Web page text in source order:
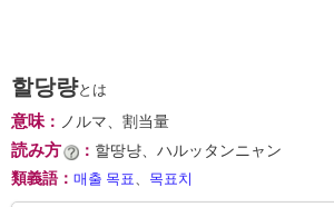
할당량とは
意味： ノルマ、割当量
読み方 ： 할땅냥、ハルッタンニャン
類義語 ： 매출 목표、 목표치